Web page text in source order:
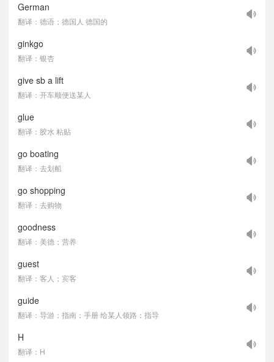
German
翻译：德语；德国人 德国的
ginkgo
翻译：银杏
give sb a lift
翻译：开车顺便送某人
glue
翻译：胶水 粘贴
go boating
翻译：去划船
go shopping
翻译：去购物
goodness
翻译：美德；营养
guest
翻译：客人；宾客
guide
翻译：导游；指南；手册 给某人领路；指导
H
翻译：H